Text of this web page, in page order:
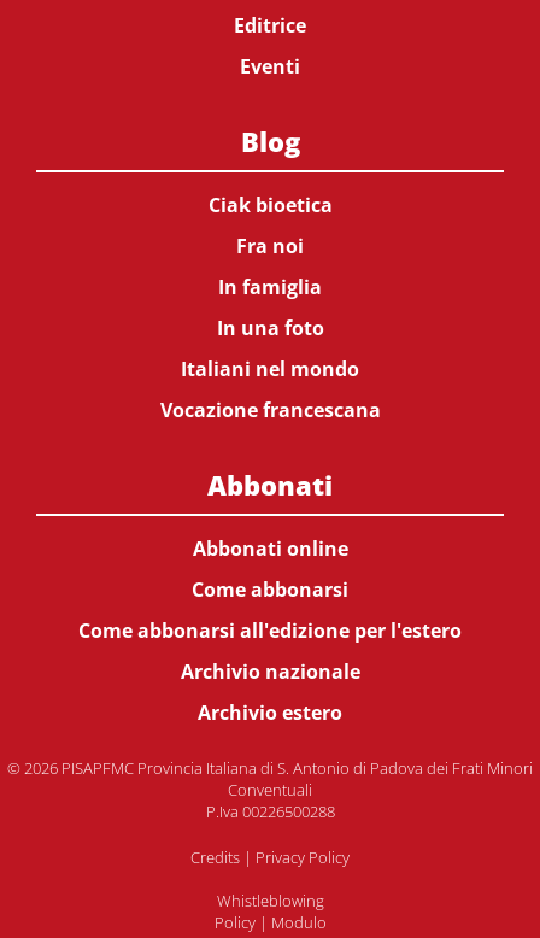
Editrice
Eventi
Blog
Ciak bioetica
Fra noi
In famiglia
In una foto
Italiani nel mondo
Vocazione francescana
Abbonati
Abbonati online
Come abbonarsi
Come abbonarsi all'edizione per l'estero
Archivio nazionale
Archivio estero
© 2026 PISAPFMC Provincia Italiana di S. Antonio di Padova dei Frati Minori
Conventuali
P.Iva 00226500288
Credits | Privacy Policy
Whistleblowing
Policy| Modulo